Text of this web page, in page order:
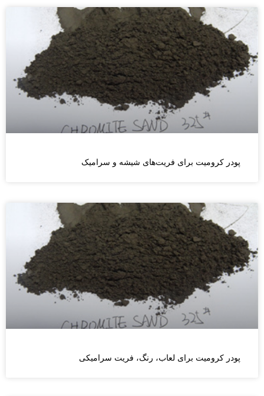
پودر کرومیت برای فریت‌های شیشه و سرامیک
پودر کرومیت برای لعاب، رنگ، فریت سرامیکی